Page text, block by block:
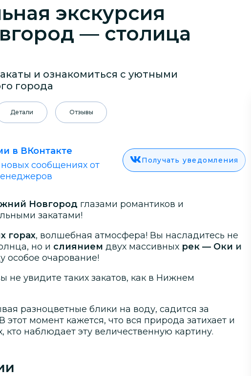
экскурсия
— столица
и ознакомиться с уютными
города
Детали Отзывы
в ВКонтакте
сообщениях от
Получать уведомления
Новгород глазами романтиков и
закатами!
горах, волшебная атмосфера! Вы насладитесь не
но и слиянием двух массивных рек — Оки и
особое очарование!
не увидите таких закатов, как в Нижнем
разноцветные блики на воду, садится за
этот момент кажется, что вся природа затихает и
кто наблюдает эту величественную картину.